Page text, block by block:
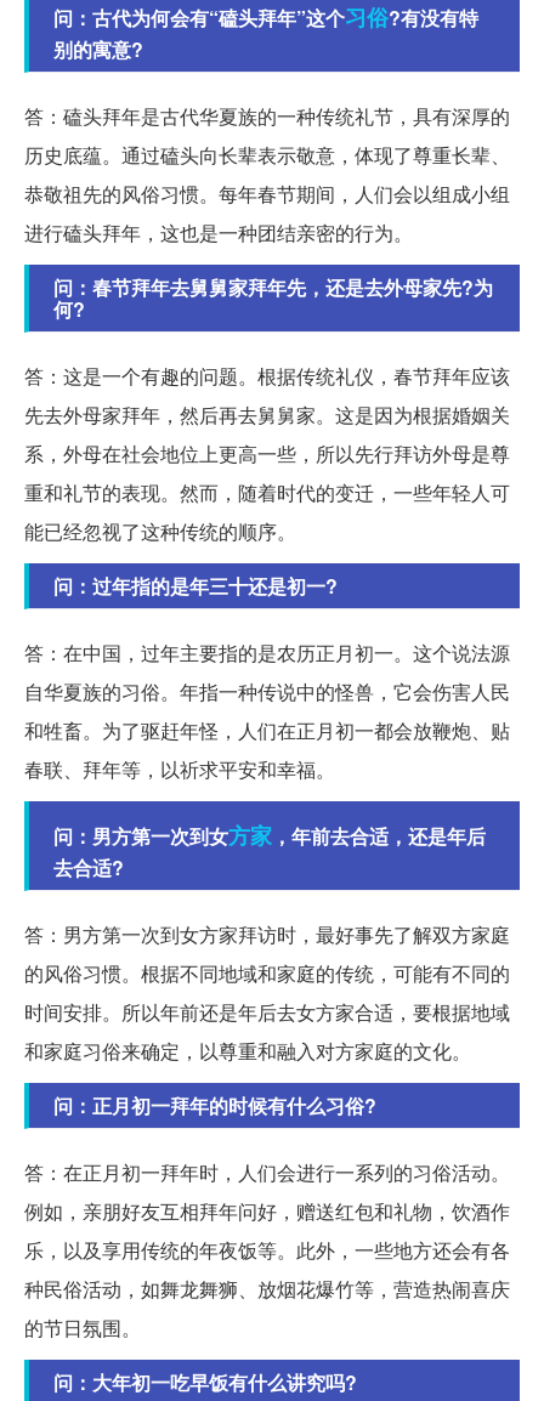
问：古代为何会有“磕头拜年”这个习俗?有没有特
别的寓意?
答：磕头拜年是古代华夏族的一种传统礼节，具有深厚的
历史底蕴。通过磕头向长辈表示敬意，体现了尊重长辈、
恭敬祖先的风俗习惯。每年春节期间，人们会以组成小组
进行磕头拜年，这也是一种团结亲密的行为。
问：春节拜年去舅舅家拜年先，还是去外母家先?为
何?
答：这是一个有趣的问题。根据传统礼仪，春节拜年应该
先去外母家拜年，然后再去舅舅家。这是因为根据婚姻关
系，外母在社会地位上更高一些，所以先行拜访外母是尊
重和礼节的表现。然而，随着时代的变迁，一些年轻人可
能已经忽视了这种传统的顺序。
问：过年指的是年三十还是初一?
答：在中国，过年主要指的是农历正月初一。这个说法源
自华夏族的习俗。年指一种传说中的怪兽，它会伤害人民
和牲畜。为了驱赶年怪，人们在正月初一都会放鞭炮、贴
春联、拜年等，以祈求平安和幸福。
问：男方第一次到女方家 ，年前去合适，还是年后
去合适?
答：男方第一次到女方家拜访时，最好事先了解双方家庭
的风俗习惯。根据不同地域和家庭的传统，可能有不同的
时间安排。所以年前还是年后去女方家合适，要根据地域
和家庭习俗来确定，以尊重和融入对方家庭的文化。
问：正月初一拜年的时候有什么习俗?
答：在正月初一拜年时，人们会进行一系列的习俗活动。
例如，亲朋好友互相拜年问好，赠送红包和礼物，饮酒作
乐，以及享用传统的年夜饭等。此外，一些地方还会有各
种民俗活动，如舞龙舞狮、放烟花爆竹等，营造热闹喜庆
的节日氛围。
问：大年初一吃早饭有什么讲究吗?